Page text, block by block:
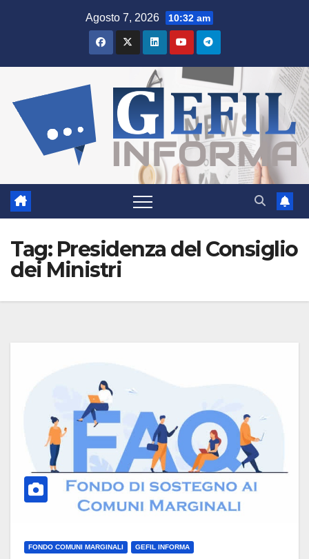
Agosto 7, 2026 10:32 am
Tag: Presidenza del Consiglio
dei Ministri
FONDO COMUNI MARGINALI GEFIL INFORMA